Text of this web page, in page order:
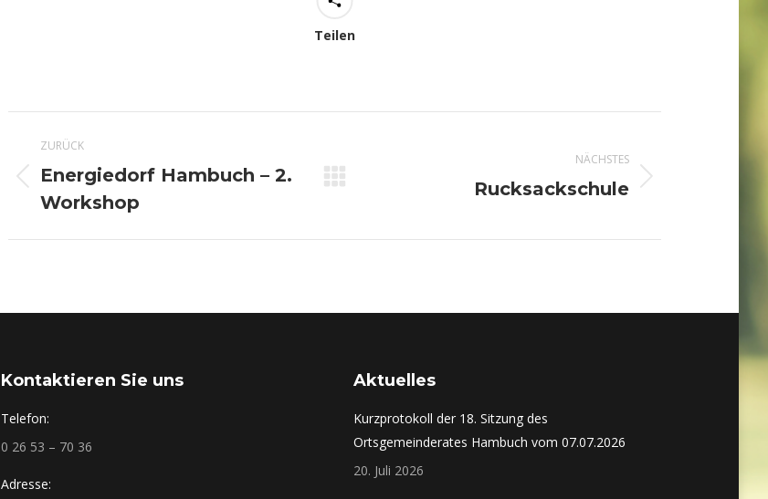
Teilen
Kommentarnavigation
ZURÜCK
Vorheriger
Beitrag:
Energiedorf Hambuch – 2.
Workshop
NÄCHSTES
Rucksackschule
Kontaktieren Sie uns
Telefon:
0 26 53 – 70 36
Adresse:
Aktuelles
Kurzprotokoll der 18. Sitzung des
Ortsgemeinderates Hambuch vom 07.07.2026
20. Juli 2026